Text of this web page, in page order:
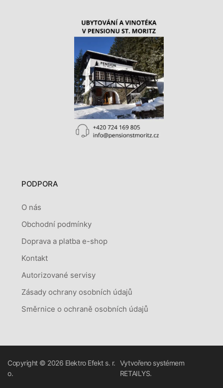
PODPORA
O nás
Obchodní podmínky
Doprava a platba e-shop
Kontakt
Autorizované servisy
Zásady ochrany osobních údajů
Směrnice o ochraně osobních údajů
Copyright © 2026 Elektro Efekt s. r.
o.
Vytvořeno systémem
RETAILYS.